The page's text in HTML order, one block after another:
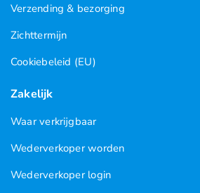
Verzending & bezorging
Zichttermijn
Cookiebeleid (EU)
Zakelijk
Waar verkrijgbaar
Wederverkoper worden
Wederverkoper login